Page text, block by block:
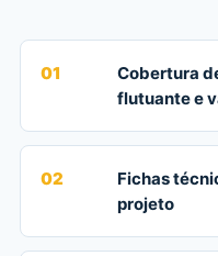
01
Cobertura
flutuante e
02
Fichas
projeto